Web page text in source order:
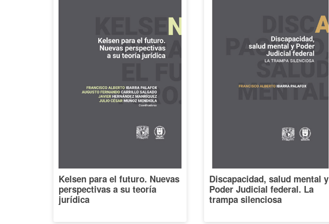
Kelsen para el futuro. Nuevas
perspectivas a su teoría
jurídica
Discapacidad, salud mental y
Poder Judicial federal. La
trampa silenciosa